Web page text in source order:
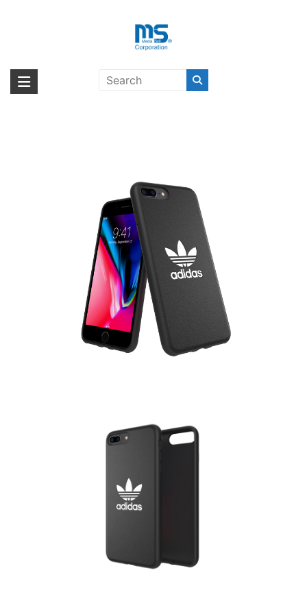
海外輸入ブランド商品｜株式会社
海外事業部が取り揃えている海外輸入商品には、日本では珍しい「海外ブ
ランド」をはじめ「ユニークな商品」「機能的な商品」「コストパフォー
Case BASIC iPhone 8 Plus